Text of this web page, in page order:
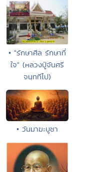
• "รักษาศีล รักษาที่
ใจ" (หลวงปู่จันศรี
จนฺททีโป)
• วันมาฆะบูชา